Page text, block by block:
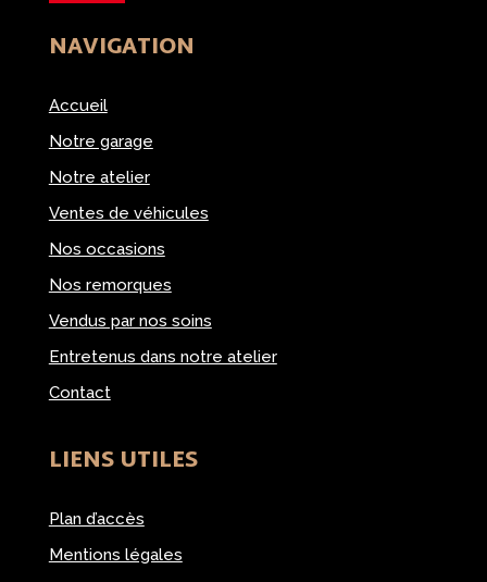
NAVIGATION
Accueil
Notre garage
Notre atelier
Ventes de véhicules
Nos occasions
Nos remorques
Vendus par nos soins
Entretenus dans notre atelier
Contact
LIENS UTILES
Plan d’accès
Mentions légales